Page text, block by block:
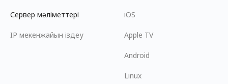
Сервер мәліметтері
IP мекенжайын іздеу
iOS
Apple TV
Android
Linux